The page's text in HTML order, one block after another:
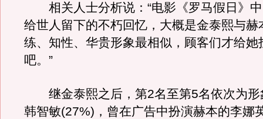
相关人士分析说：“电影《罗马假日》中
给世人留下的不朽回忆，大概是金泰熙与赫
练、知性、华贵形象最相似，顾客们才给她
吧。”
继金泰熙之后，第2名至第5名依次为形
韩智敏(27%)，曾在广告中扮演赫本的李娜